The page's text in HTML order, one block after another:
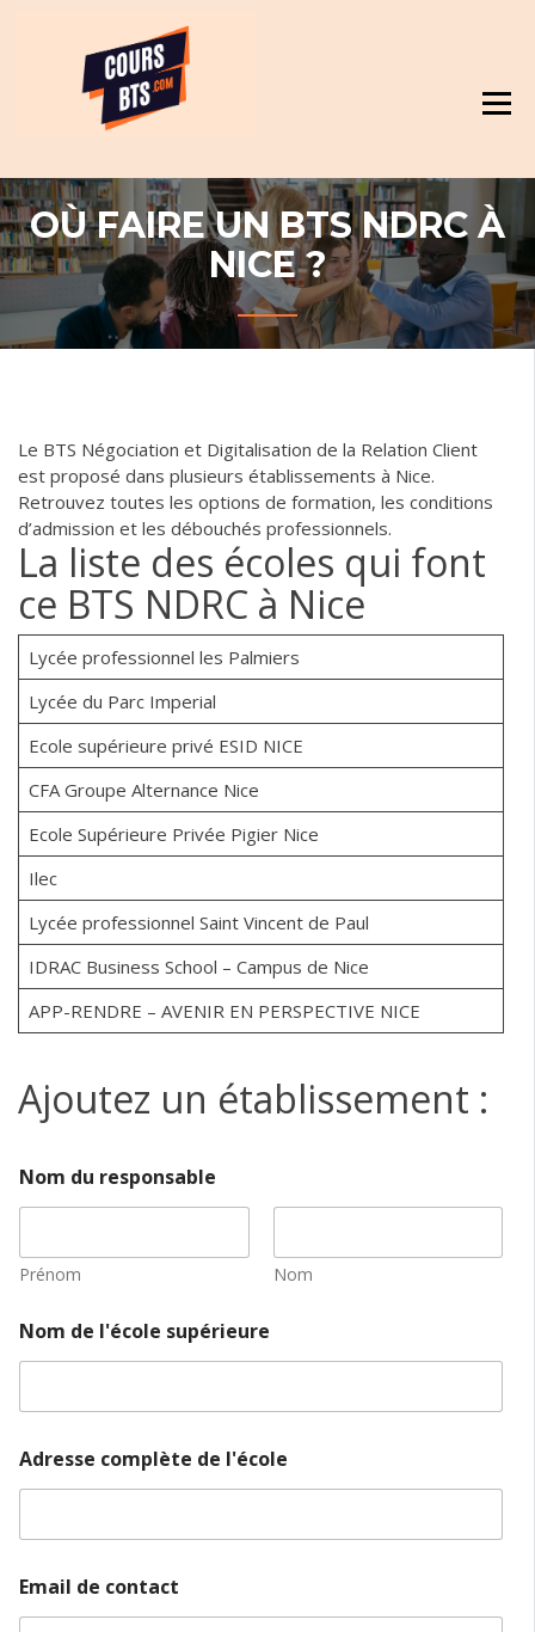
OÙ FAIRE UN BTS NDRC À
NICE ?
Le BTS Négociation et Digitalisation de la Relation Client
est proposé dans plusieurs établissements à Nice.
Retrouvez toutes les options de formation, les conditions
d’admission et les débouchés professionnels.
La liste des écoles qui font
ce BTS NDRC à Nice
Lycée professionnel les Palmiers
Lycée du Parc Imperial
Ecole supérieure privé ESID NICE
CFA Groupe Alternance Nice
Ecole Supérieure Privée Pigier Nice
Ilec
Lycée professionnel Saint Vincent de Paul
IDRAC Business School – Campus de Nice
APP-RENDRE – AVENIR EN PERSPECTIVE NICE
Ajoutez un établissement :
Nom du responsable
Prénom Nom
Nom de l'école supérieure
Adresse complète de l'école
e
d
Email de contact